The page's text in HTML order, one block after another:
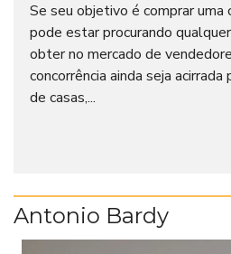
Se seu objetivo é comprar uma
pode estar procurando
obter no mercado de
concorrência ainda seja
de casas,...
Antonio Bardy